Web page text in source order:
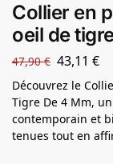
Collier en
oeil de
47,90€ 43,11 €
Découvrez le
Tigre De 4 Mm,
contemporain et
tenues tout en